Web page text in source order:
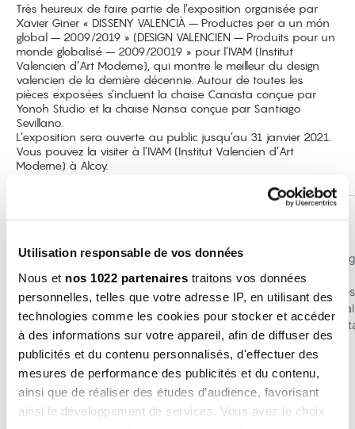
Utilisation responsable de vos données
Nous et nos 1022 partenaires traitons vos données
personnelles, telles que votre adresse IP, en utilisant des
technologies comme les cookies pour stocker et accéder
à des informations sur votre appareil, afin de diffuser des
publicités et du contenu personnalisés, d'effectuer des
mesures de performance des publicités et du contenu,
ainsi que de réaliser des études d’audience, favorisant
ainsi le développement de services. Vous avez le choix
Très heureux de faire partie de l’exposition organisée par
Xavier Giner « DISSENY VALENCIÀ – Productes per a un món
global – 2009/2019 » (DESIGN VALENCIEN – Produits pour un
monde globalisé – 2009/20019 » pour l’IVAM (Institut
Valencien d’Art Moderne), qui montre le meilleur du design
valencien de la dernière décennie. Autour de toutes les
pièces exposées s’incluent la chaise Canasta conçue par
Yonoh Studio et la chaise Nansa conçue par Santiago
Sevillano.
L’exposition sera ouverte au public jusqu’au 31 janvier 2021.
Vous pouvez la visiter à l’IVAM (Institut Valencien d’Art
Moderne) à Alcoy.